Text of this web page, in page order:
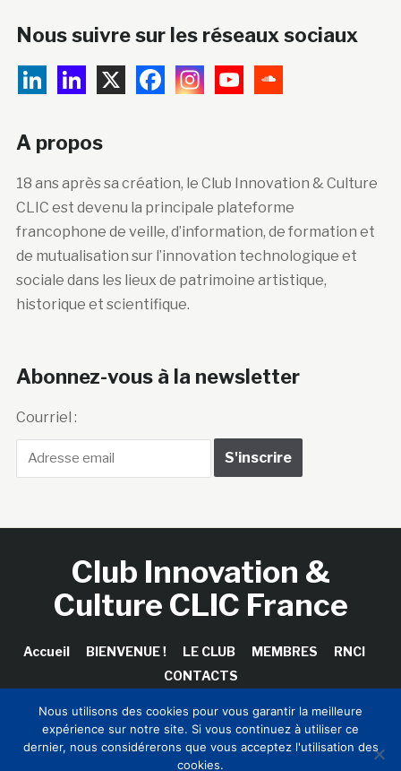
Nous suivre sur les réseaux sociaux
A propos
18 ans après sa création, le Club Innovation & Culture
CLIC est devenu la principale plateforme
francophone de veille, d’information, de formation et
de mutualisation sur l’innovation technologique et
sociale dans les lieux de patrimoine artistique,
historique et scientifique.
Abonnez-vous à la newsletter
Courriel :
Club Innovation &
Culture CLIC France
Accueil BIENVENUE ! LE CLUB MEMBRES
RNCI
CONTACTS
Copyright © 2026 Club Innovation & Culture CLIC France /
Nous utilisons des cookies pour vous garantir la meilleure
expérience sur notre site. Si vous continuez à utiliser ce
dernier, nous considérerons que vous acceptez l'utilisation des
cookies.